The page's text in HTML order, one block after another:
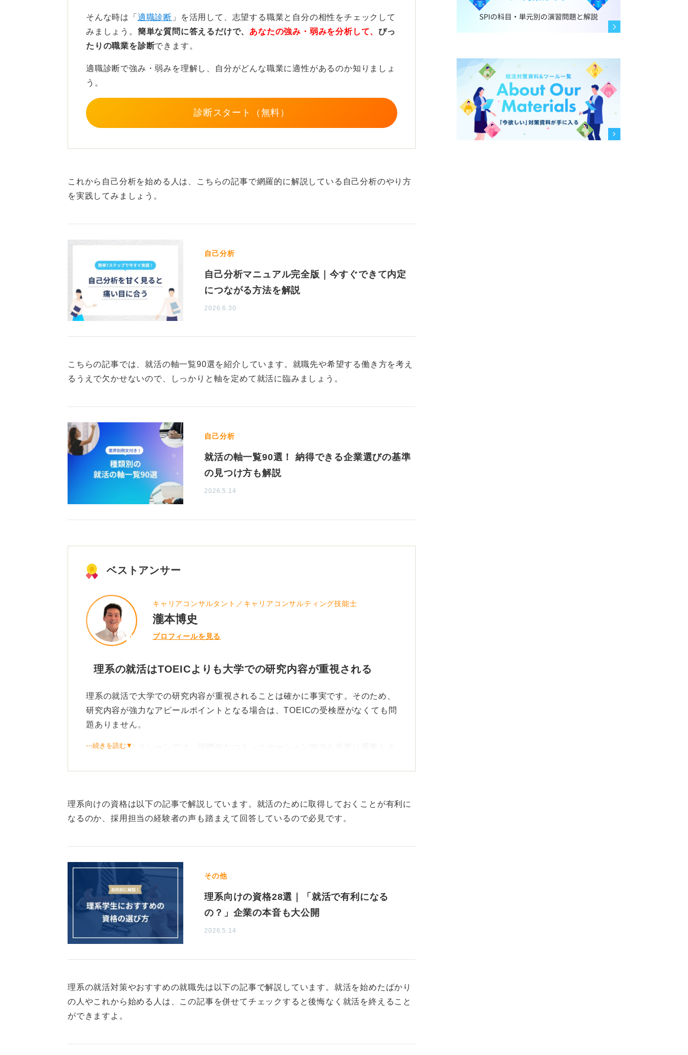
強を始めれば十分です。
TOEICの受検を検討するためにも、早めに自己分析と業界・企業研究を始めて、
もっとも非効率なのは、自分の軸が定まらないまま就活をすることです。面接で
してしまうでしょう。その状況から自分を深掘りすることは非効率ですよ。
そんな時は「 適職診断 」を活用して、志望する職業と自分の相性をチェックして
みましょう。 簡単な質問に答えるだけで、 あなたの強み・弱みを分析して、 ぴっ
たりの職業を診断できます。
適職診断で強み・弱みを理解し、自分がどんな職業に適性があるのか知りましょ
う。
診断スタート（無料）
これから自己分析を始める人は、こちらの記事で網羅的に解説している自己分析のやり方
を実践してみましょう。
自己分析
自己分析マニュアル完全版｜今すぐできて内定
につながる方法を解説
2026.6.30
こちらの記事では、就活の軸一覧90選を紹介しています。就職先や希望する働き方を考え
るうえで欠かせないので、しっかりと軸を定めて就活に臨みましょう。
自己分析
就活の軸一覧90選！ 納得できる企業選びの基準
の見つけ方も解説
2026.5.14
ベストアンサー
キャリアコンサルタント／キャリアコンサルティング技能士
瀧本博史
プロフィールを見る
理系の就活はTOEICよりも大学での研究内容が重視される
理系の就活で大学での研究内容が重視されることは確かに事実です。そのため、
研究内容が強力なアピールポイントとなる場合は、TOEICの受検歴がなくても問
題ありません。
一方、ビジネスシーンでは、国際的なコミュニケーション能力も非常に重要とさ
この点から、TOEICのスコアはある程度の英語能力を証明する手段として、有利
に働くとも考えられます。
また、理系の学生が文系の職種に就職を希望する場合、研究で身に付けたスキル
や知識をアピールすることは大切ですが、それだけでは不十分なこともありま
す。
文系の職種では、コミュニケーション能力や協調性が求められることが多いた
め、TOEICのスコアを持っていることで、そのような能力を持っていることをア
の特性によって異なります。しかし、TOEICのスコアを持っていることで、多く
の企業から評価を受ける可能性は高いです。
効率的な就活を進めるためには、自身の強みやアピールポイントをしっかりと理
⋯続きを読む▼
理系向けの資格は以下の記事で解説しています。就活のために取得しておくことが有利に
なるのか、採用担当の経験者の声も踏まえて回答しているので必見です。
その他
理系向けの資格28選｜「就活で有利になる
の？」企業の本音も大公開
2026.5.14
理系の就活対策やおすすめの就職先は以下の記事で解説しています。就活を始めたばかり
の人やこれから始める人は、この記事を併せてチェックすると後悔なく就活を終えること
ができますよ。